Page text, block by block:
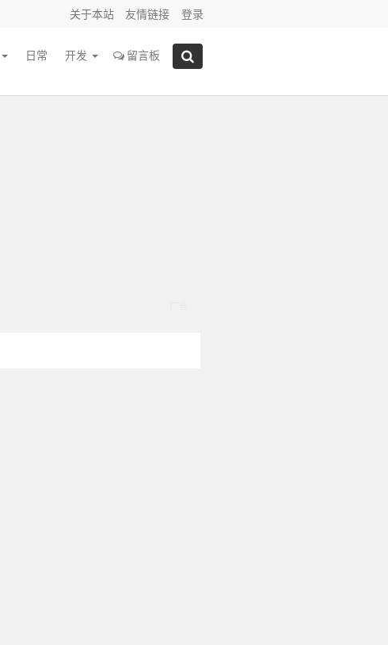
关于本站 友情链接 登录
日常 开发 留言板